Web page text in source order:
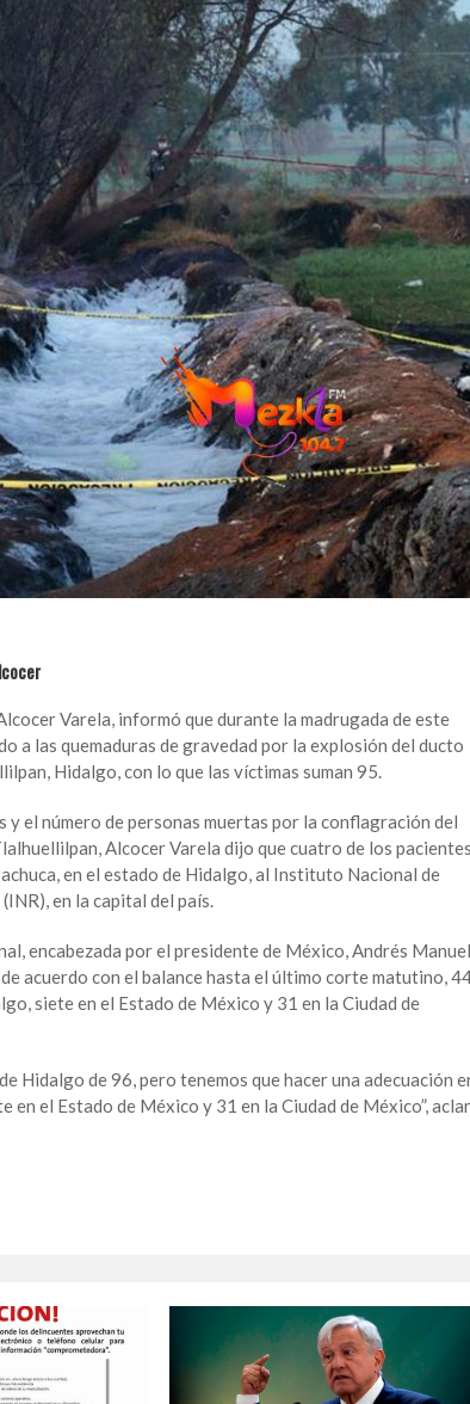
Varela, informó que durante la madrugada de este
a las quemaduras de gravedad por la explosión del ducto
Hidalgo, con lo que las víctimas suman 95.
el número de personas muertas por la conflagración del
Alcocer Varela dijo que cuatro de los
en el estado de Hidalgo, al Instituto Nacional de
en la capital del país.
encabezada por el presidente de México, Andrés Manuel
acuerdo con el balance hasta el último corte matutino,
siete en el Estado de México y 31 en la Ciudad de
Hidalgo de 96, pero tenemos que hacer una adecuación
el Estado de México y 31 en la Ciudad de México”,